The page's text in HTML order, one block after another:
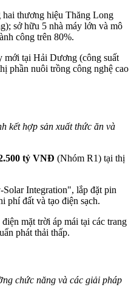
hai thương hiệu Thăng Long
sở hữu 5 nhà máy lớn và mô
công trên 80%.
mới tại Hải Dương (công suất
phần nuôi trồng công nghệ cao
kết hợp sản xuất thức ăn và
tỷ VNĐ (Nhóm R1) tại thị
Solar Integration", lắp đặt pin
phí đất và tạo điện sạch.
mặt trời áp mái tại các trang
phát thải thấp.
chức năng và các giải pháp